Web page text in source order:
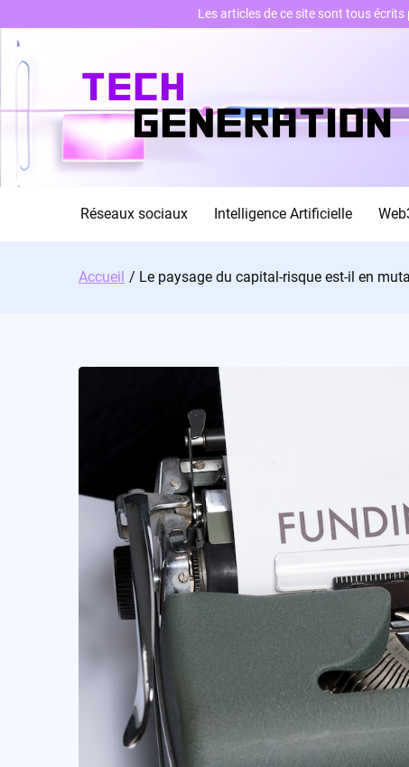
content
Réseaux sociaux Intelligence Artificielle
Accueil Le paysage du capital-risque est-il en
Les articles de ce site sont tous